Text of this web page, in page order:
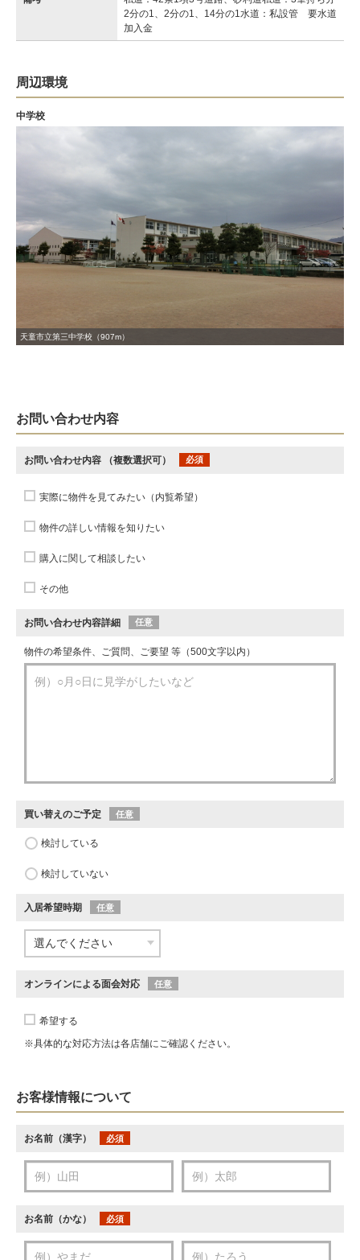
2分の1、2分の1、14分の1水道：私設管 要水道
加入金
周辺環境
中学校
天童市立第三中学校（907m）
お問い合わせ内容
お問い合わせ内容 （複数選択可） 必須
実際に物件を見てみたい（内覧希望）
物件の詳しい情報を知りたい
購入に関して相談したい
その他
お問い合わせ内容詳細 任意
物件の希望条件、ご質問、ご要望 等（500文字以内）
買い替えのご予定 任意
検討している
検討していない
入居希望時期 任意
オンラインによる面会対応 任意
希望する
※具体的な対応方法は各店舗にご確認ください。
お客様情報について
お名前（漢字） 必須
お名前（かな） 必須